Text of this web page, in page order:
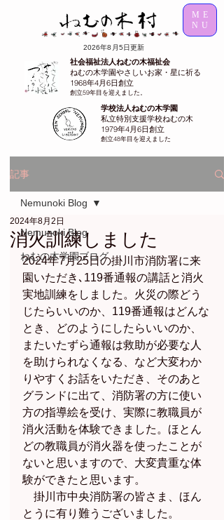
2026年8月5日更新
学校法人ねむの木学園
私立特別支援学校ねむの木
1979年4月6日創立
創立48年目を迎えました
社会福祉法人ねむの木福祉会
ねむの木学園やさしいお家・星に祈る
1968年4月6日創立
創立59年目を迎えました。
ME
NU
記事
Nemunoki Blog
ねむの木学園ブログ
Nemunoki Blog
消火訓練しました
2024年8月2日
2024年7月25日の掛川市消防署に来
園いただき､119番通報の講話と消火
実地訓練をしました。火災の際どう
じたらいいのか、119番通報はどんな
とき、どのようにしたらいいのか、
またいたずら通報は救助が必要な人
を助けられなくなる、など大変わか
りやすくお話をいただき、そのあと
グランドに出て、消防署の方に使い
方の指導絵を受け、実際に教職員が
消火活動を体験できました。ほとん
どの教職員が消火器を使ったことが
ないと思いますので、大変貴重な体
験ができたと思います。
掛川市中央消防署の皆さま、ほん
とうに有り難うございました。